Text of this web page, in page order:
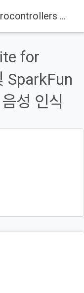
어)
TensorFlow Lite for Microcontrollers 및 SparkFun Edge를 사용한 AI 음성 인식
for
SparkFun
성 인식